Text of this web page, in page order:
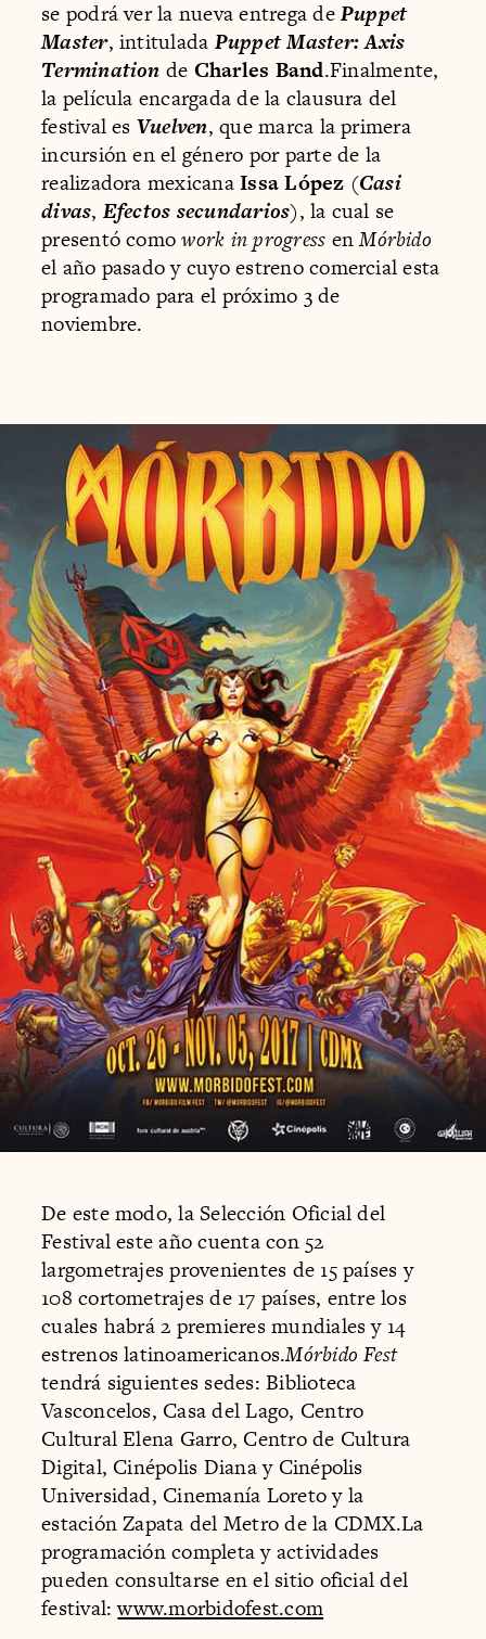
se podrá ver la nueva entrega dePuppet
Master, intitulada Puppet Master: Axis
Termination de Charles Band.Finalmente,
la película encargada de la clausura del
festival es Vuelven, que marca la primera
incursión en el género por parte de la
realizadora mexicanaIssa López (Casi
divas, Efectos secundarios), la cual se
presentó comowork in progress enMórbido
el año pasado y cuyo estreno comercial esta
programado para el próximo 3 de
noviembre.
De este modo, la Selección Oficial del
Festival este año cuenta con 52
largometrajes provenientes de 15 países y
108 cortometrajes de 17 países, entre los
cuales habrá 2 premieres mundiales y 14
estrenos latinoamericanos.Mórbido Fest
tendrá siguientes sedes: Biblioteca
Vasconcelos, Casa del Lago, Centro
Cultural Elena Garro, Centro de Cultura
Digital, Cinépolis Diana y Cinépolis
Universidad, Cinemanía Loreto y la
estación Zapata del Metro de la CDMX.La
programación completa y actividades
pueden consultarse en el sitio oficial del
festival:www.morbidofest.com